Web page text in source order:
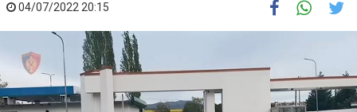
04/07/2022 20:15